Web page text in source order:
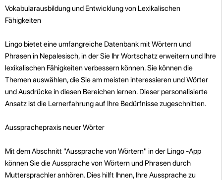
Vokabularausbildung und Entwicklung von Lexikalischen
Fähigkeiten
Lingo bietet eine umfangreiche Datenbank mit Wörtern und
Phrasen in Nepalesisch, in der Sie Ihr Wortschatz erweitern und Ihre
lexikalischen Fähigkeiten verbessern können. Sie können die
Themen auswählen, die Sie am meisten interessieren und Wörter
und Ausdrücke in diesen Bereichen lernen. Dieser personalisierte
Ansatz ist die Lernerfahrung auf Ihre Bedürfnisse zugeschnitten.
Aussprachepraxis neuer Wörter
Mit dem Abschnitt "Aussprache von Wörtern" in der Lingo -App
können Sie die Aussprache von Wörtern und Phrasen durch
Muttersprachler anhören. Dies hilft Ihnen, Ihre Aussprache zu